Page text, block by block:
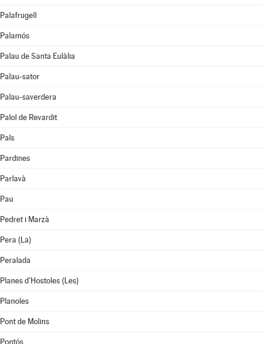
Palafrugell
Palamós
Palau de Santa Eulàlia
Palau-sator
Palau-saverdera
Palol de Revardit
Pals
Pardines
Parlavà
Pau
Pedret i Marzà
Pera (La)
Peralada
Planes d'Hostoles (Les)
Planoles
Pont de Molins
Pontós